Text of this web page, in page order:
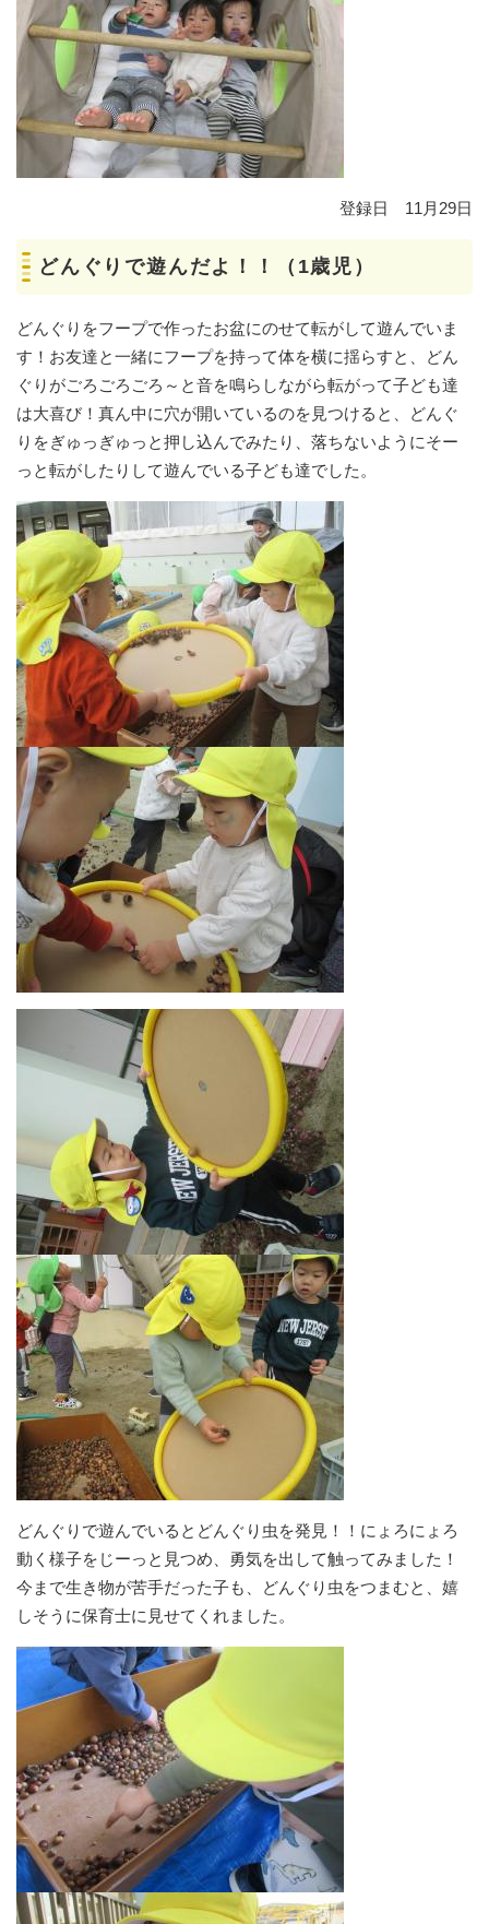
登録日 11月29日
どんぐりで遊んだよ！！（1歳児）
どんぐりをフープで作ったお盆にのせて転がして遊んでいま
す！お友達と一緒にフープを持って体を横に揺らすと、どん
ぐりがごろごろごろ～と音を鳴らしながら転がって子ども達
は大喜び！真ん中に穴が開いているのを見つけると、どんぐ
りをぎゅっぎゅっと押し込んでみたり、落ちないようにそー
っと転がしたりして遊んでいる子ども達でした。
どんぐりで遊んでいるとどんぐり虫を発見！！にょろにょろ
動く様子をじーっと見つめ、勇気を出して触ってみました！
今まで生き物が苦手だった子も、どんぐり虫をつまむと、嬉
しそうに保育士に見せてくれました。